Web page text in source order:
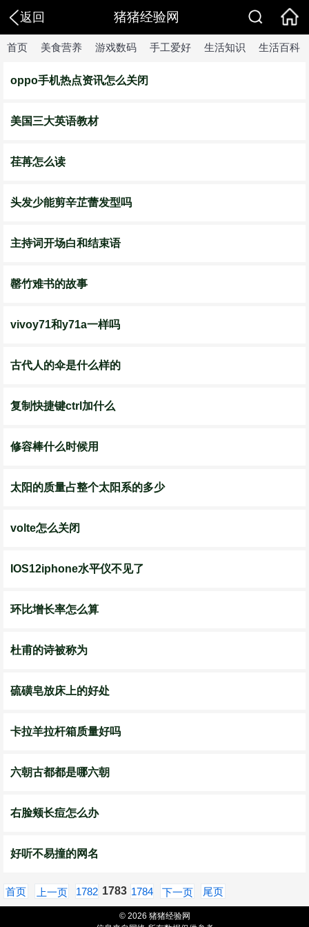
返回 猪猪经验网
首页 美食营养 游戏数码 手工爱好 生活知识 生活百科
oppo手机热点资讯怎么关闭
美国三大英语教材
荏苒怎么读
头发少能剪辛芷蕾发型吗
主持词开场白和结束语
罄竹难书的故事
vivoy71和y71a一样吗
古代人的伞是什么样的
复制快捷键ctrl加什么
修容棒什么时候用
太阳的质量占整个太阳系的多少
volte怎么关闭
IOS12iphone水平仪不见了
环比增长率怎么算
杜甫的诗被称为
硫磺皂放床上的好处
卡拉羊拉杆箱质量好吗
六朝古都都是哪六朝
右脸颊长痘怎么办
好听不易撞的网名
首页 上一页 1782 1783 1784 下一页 尾页
© 2026 猪猪经验网